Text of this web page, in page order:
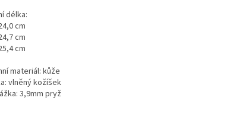
délka:
cm
cm
cm
materiál: kůže
vlněný kožíšek
3,9mm pryž